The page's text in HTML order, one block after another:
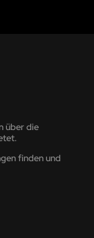
über die
finden und